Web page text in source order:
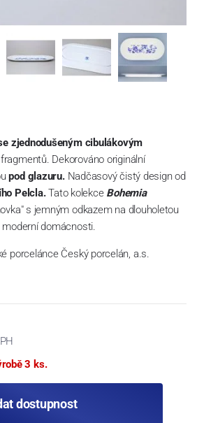
zjednodušeným cibulákovým
Dekorováno originální
pod glazuru.Nadčasový čistý design od
Pelcla.Tato kolekce Bohemia
s jemným odkazem na dlouholetou
domácnosti.
porcelánce Český porcelán, a.s.
3 ks.
dostupnost